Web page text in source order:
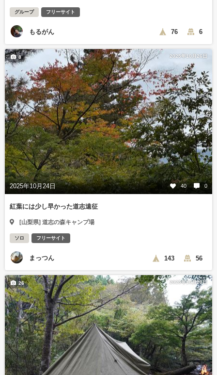
グループ フリーサイト
もるがん 76 6
2025年10月26日
2025年10月24日 40 0
8
紅葉には少し早かった道志遠征
[山梨県] 道志の森キャンプ場
ソロ フリーサイト
まっつん 143 56
2025年10月20日
26